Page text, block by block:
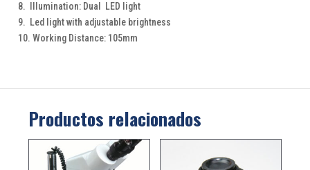
8. Illumination: Dual LED light
9. Led light with adjustable brightness
10. Working Distance: 105mm
Productos relacionados